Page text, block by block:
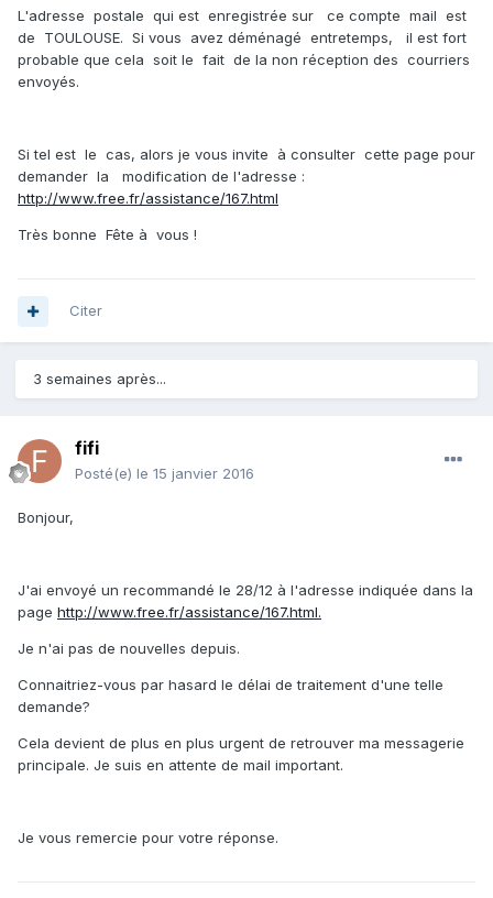
L'adresse postale qui est enregistrée sur ce compte mail est
de TOULOUSE. Si vous avez déménagé entretemps, il est fort
probable que cela soit le fait de la non réception des courriers
envoyés.
Si tel est le cas, alors je vous invite à consulter cette page pour
demander la modification de l'adresse :
http://www.free.fr/assistance/167.html
Très bonne Fête à vous !
Citer
3 semaines après...
fifi
Posté(e) le 15 janvier 2016
Bonjour,
J'ai envoyé un recommandé le 28/12 à l'adresse indiquée dans la
page http://www.free.fr/assistance/167.html.
Je n'ai pas de nouvelles depuis.
Connaitriez-vous par hasard le délai de traitement d'une telle
demande?
Cela devient de plus en plus urgent de retrouver ma messagerie
principale. Je suis en attente de mail important.
Je vous remercie pour votre réponse.